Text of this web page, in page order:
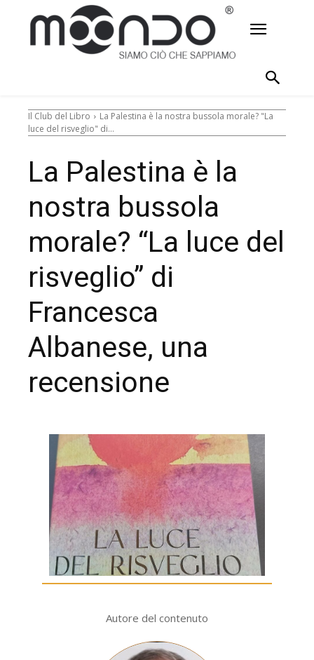
Il Club del Libro
La Palestina è la nostra bussola morale? "La
luce del risveglio" di...
La Palestina è la
nostra bussola
morale? “La luce del
risveglio” di
Francesca
Albanese, una
recensione
Autore del contenuto